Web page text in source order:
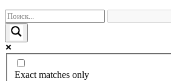
Exact matches only